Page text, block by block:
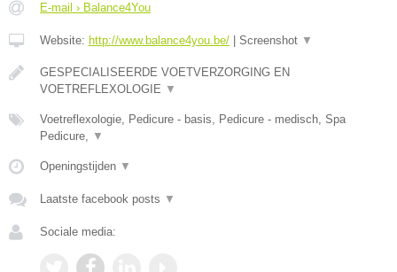
E-mail › Balance4You
Website: http://www.balance4you.be/ Screenshot ▼
GESPECIALISEERDE VOETVERZORGING EN
VOETREFLEXOLOGIE ▼
Voetreflexologie, Pedicure - basis, Pedicure - medisch, Spa
Pedicure, ▼
Openingstijden ▼
Laatste facebook posts ▼
Sociale media: